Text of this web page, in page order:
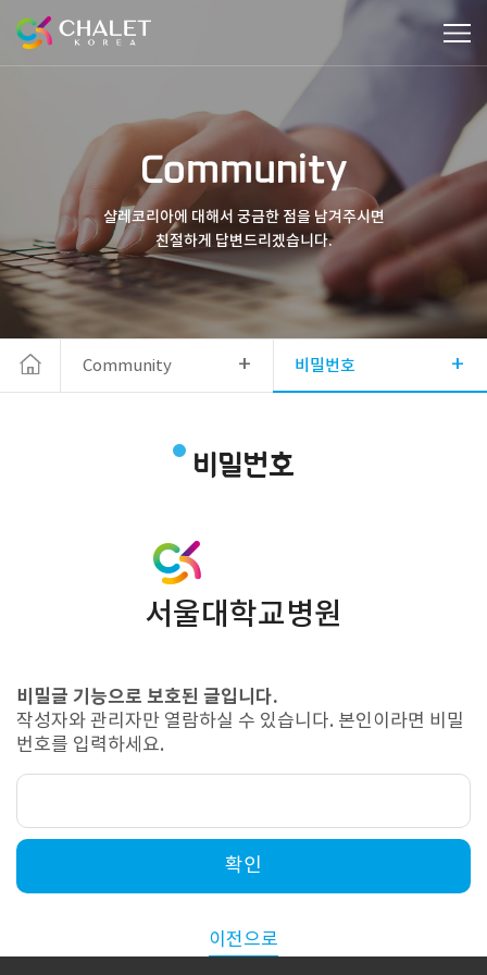
Community
샬레코리아에 대해서 궁금한 점을 남겨주시면
친절하게 답변드리겠습니다.
Community + 비밀번호 +
비밀번호
서울대학교병원
비밀글 기능으로 보호된 글입니다.
작성자와 관리자만 열람하실 수 있습니다. 본인이라면 비밀
번호를 입력하세요.
확인
이전으로